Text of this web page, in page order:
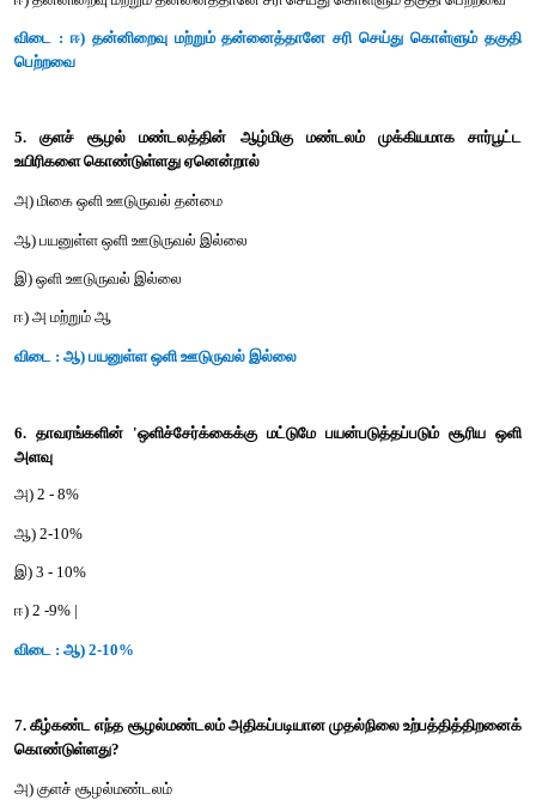
ஈ) நன்னீர் சூழல் மண்டலம்
4. குளச் சூழல்மண்டலம் ஒரு
பெற்றது
ஈ) தன்னிறைவு மற்றும் தன்னைத்தானே சரி செய்து கொள்ளும்
விடை : ஈ) தன்னிறைவு மற்றும் தன்னைத்தானே சரி செய்து
5. குளச் சூழல் மண்டலத்தின் ஆழ்மிகு மண்டலம்
உயிரிகளை கொண்டுள்ளது ஏனென்றால்
ஆ) பயனுள்ள ஒளி ஊடுருவல் இல்லை
இ) ஒளி ஊடுருவல் இல்லை